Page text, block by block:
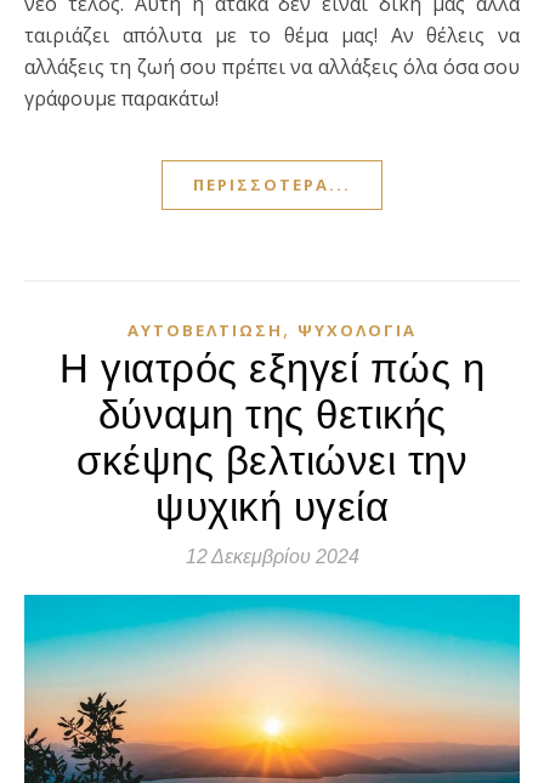
ταιριάζει απόλυτα με το θέμα μας! Αν θέλεις να
αλλάξεις τη ζωή σου πρέπει να αλλάξεις όλα όσα σου
γράφουμε παρακάτω!
ΠΕΡΙΣΣΌΤΕΡΑ...
ΑΥΤΟΒΕΛΤΊΩΣΗ , ΨΥΧΟΛΟΓΊΑ
Η γιατρός εξηγεί πώς η
δύναμη της θετικής
σκέψης βελτιώνει την
ψυχική υγεία
12 Δεκεμβρίου 2024